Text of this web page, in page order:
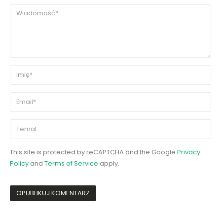
This site is protected by reCAPTCHA and the Google Privacy
Policy and Terms of Service apply.